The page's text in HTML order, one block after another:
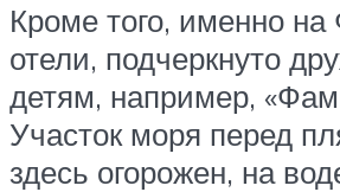
Кроме того, именно на
отели, подчеркнуто
детям, например,
Участок моря перед
здесь огорожен, на